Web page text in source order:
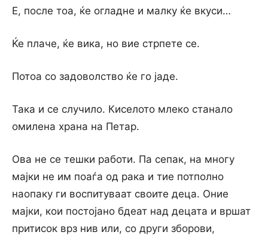
Е, после тоа, ќе огладне и малку ќе вкуси…
Ќе плаче, ќе вика, но вие стрпете се.
Потоа со задоволство ќе го јаде.
Така и се случило. Киселото млеко станало
омилена храна на Петар.
Ова не се тешки работи. Па сепак, на многу
мајки не им поаѓа од рака и тие потполно
наопаку ги воспитуваат своите деца. Оние
мајки, кои постојано бдеат над децата и вршат
притисок врз нив или, со други зборови,